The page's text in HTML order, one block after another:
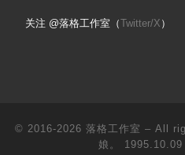
关注 @落格工作室（Twitter/X ）
© 2016-2026 落格工作室 – All
娘。